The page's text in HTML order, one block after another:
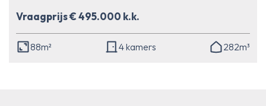
Vraagprijs € 495.000 k.k.
88m² 4 kamers 282m³